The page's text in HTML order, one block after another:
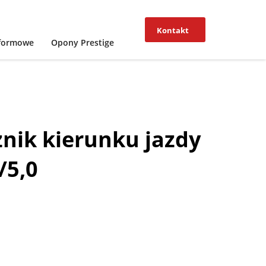
Opony Prestige
Kontakt
kierunku jazdy
5,0